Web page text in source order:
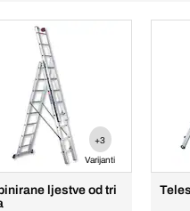
+3
Varijanti
ljestve od tri